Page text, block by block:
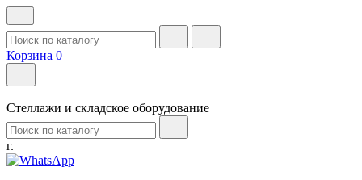
Корзина 0
Стеллажи и складское оборудование
г.